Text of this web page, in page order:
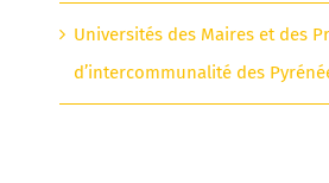
Universités des Maires et des
d’intercommunalité des